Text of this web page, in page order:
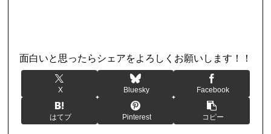
面白いと思ったらシェアをよろしくお願いします！！
X Bluesky Facebook
はてブ Pinterest コピー